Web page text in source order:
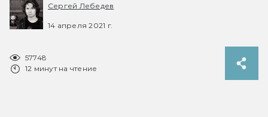
Сергей Лебедев
14 апреля 2021 г.
57748
12 минут на чтение